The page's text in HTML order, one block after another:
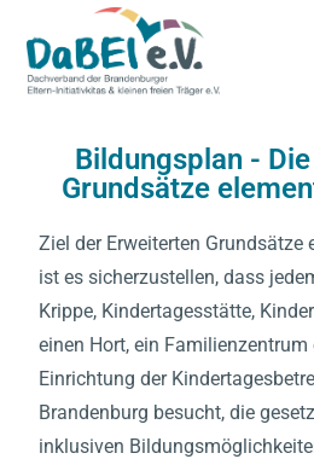
Bildungsplan -
Grundsätze
Ziel der Erweiterten Grundsätze
ist es sicherzustellen, dass
Krippe, Kindertagesstätte,
einen Hort, ein
Einrichtung der
Brandenburg besucht, die
inklusiven